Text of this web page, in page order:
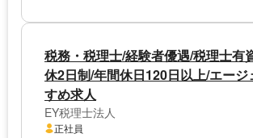
税務・税理士/経験者優遇/税理士有
休2日制/年間休日120日以上/エージ
すめ求人
EY税理士法人
正社員